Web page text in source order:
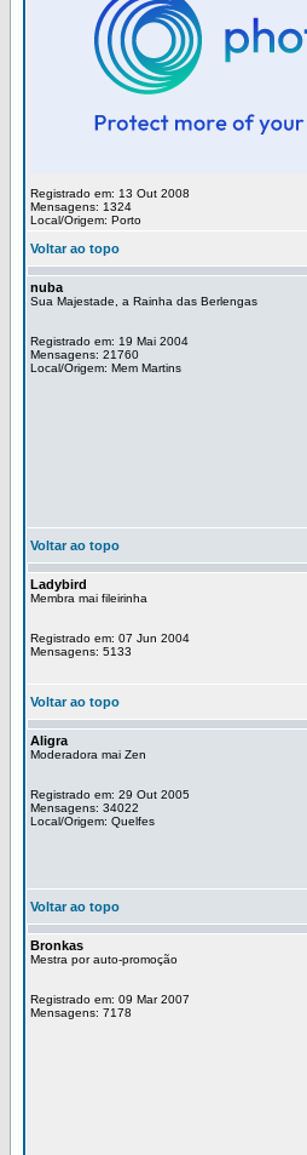
Registrado em: 13 Out 2008
Mensagens: 1324
Local/Origem: Porto
Voltar ao topo
nuba
Sua Majestade, a Rainha das Berlengas
Registrado em: 19 Mai 2004
Mensagens: 21760
Local/Origem: Mem Martins
Voltar ao topo
Ladybird
Membra mai fileirinha
Registrado em: 07 Jun 2004
Mensagens: 5133
Voltar ao topo
Aligra
Moderadora mai Zen
Registrado em: 29 Out 2005
Mensagens: 34022
Local/Origem: Quelfes
Voltar ao topo
Bronkas
Mestra por auto-promoção
Registrado em: 09 Mar 2007
Mensagens: 7178